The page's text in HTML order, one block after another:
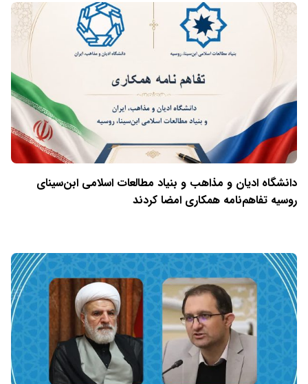
دانشگاه ادیان و مذاهب و بنیاد مطالعات اسلامی ابن‌سینای
روسیه تفاهم‌نامه همکاری امضا کردند